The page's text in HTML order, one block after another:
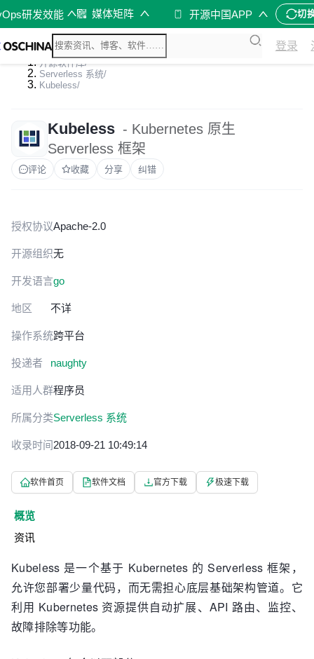
研发效能 媒体矩阵 开源中国APP 切
登录
开源软件库/
Serverless 系统/
Kubeless/
Kubeless - Kubernetes 原生
Serverless 框架
评论 收藏 分享 纠错
授权协议Apache-2.0
开源组织无
开发语言go
地区 不详
操作系统跨平台
投递者 naughty
适用人群程序员
所属分类Serverless 系统
收录时间2018-09-21 10:49:14
软件首页 软件文档 官方下载 极速下载
概览
资讯
Kubeless 是一个基于 Kubernetes 的 Serverless 框架，
允许您部署少量代码，而无需担心底层基础架构管道。它
利用 Kubernetes 资源提供自动扩展、API 路由、监控、
故障排除等功能。